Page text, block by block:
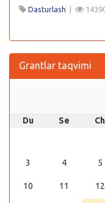
Dasturlash |
Grantlar taqvimi
Du Se Ch
3 4 5
10 11 12